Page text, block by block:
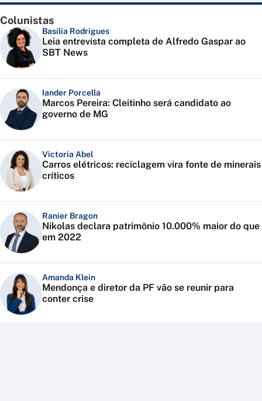
Colunistas
Basília Rodrigues
Leia entrevista completa de Alfredo Gaspar ao
SBT News
Iander Porcella
Marcos Pereira: Cleitinho será candidato ao
governo de MG
Victoria Abel
Carros elétricos: reciclagem vira fonte de minerais
críticos
Ranier Bragon
Nikolas declara patrimônio 10.000% maior do que
em 2022
Amanda Klein
Mendonça e diretor da PF vão se reunir para
conter crise